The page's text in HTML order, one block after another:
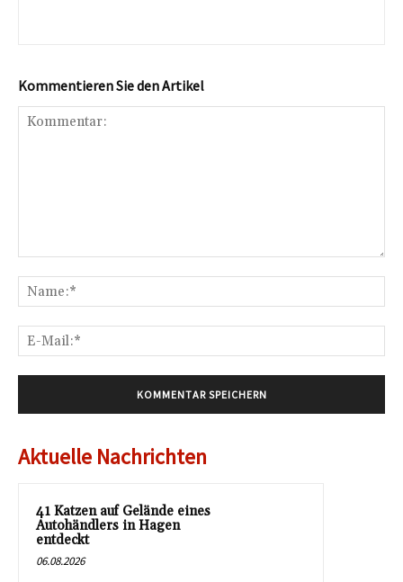
Kommentieren Sie den Artikel
Aktuelle Nachrichten
41 Katzen auf Gelände eines
Autohändlers in Hagen
entdeckt
06.08.2026